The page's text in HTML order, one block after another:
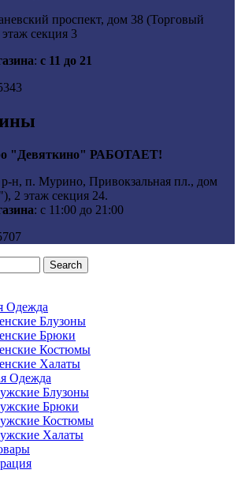
проспект, дом 38 (Торговый
секция 3
: с 11 до 21
"Девяткино" РАБОТАЕТ!
н, п. Мурино, Привокзальная пл., дом
2 этаж секция 24.
: с 11:00 до 21:00
Search
Одежда
Блузоны
Брюки
Костюмы
Халаты
Одежда
Блузоны
Брюки
Костюмы
Халаты